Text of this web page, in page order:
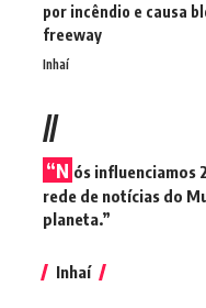
por incêndio e causa
freeway
Inhaí
//
“N ós influenciamos
rede de notícias do
planeta.”
Inhaí